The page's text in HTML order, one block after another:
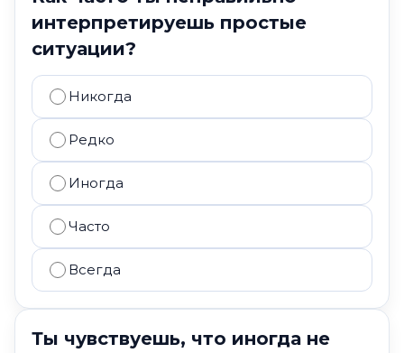
интерпретируешь простые
ситуации?
Никогда
Редко
Иногда
Часто
Всегда
Ты чувствуешь, что иногда не